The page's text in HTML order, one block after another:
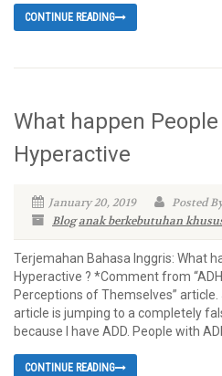
CONTINUE READING
What happen
Hyperactive
January 20, 2019
Posted
Blog anak berkebutuhan
Terjemahan Bahasa Inggris: What
Hyperactive ? *Comment from
Perceptions of Themselves”
article is jumping to a completely
because I have ADD. People with
CONTINUE READING